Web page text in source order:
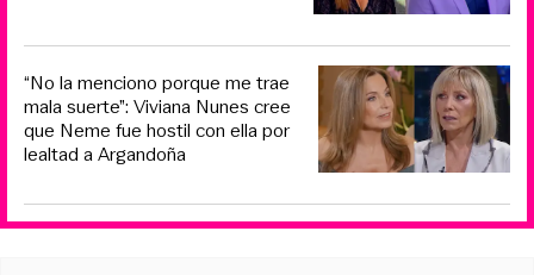
“No la menciono porque me trae
mala suerte”: Viviana Nunes cree
que Neme fue hostil con ella por
lealtad a Argandoña